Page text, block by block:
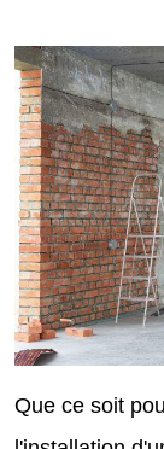
Que ce soit